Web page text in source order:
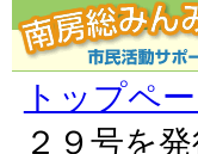
トップペ
２９号を